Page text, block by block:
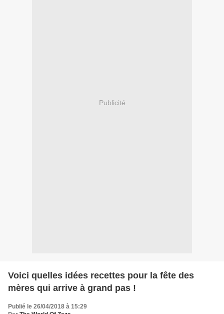
Publicité
Voici quelles idées recettes pour la fête des
mères qui arrive à grand pas !
Publié le 26/04/2018 à 15:29